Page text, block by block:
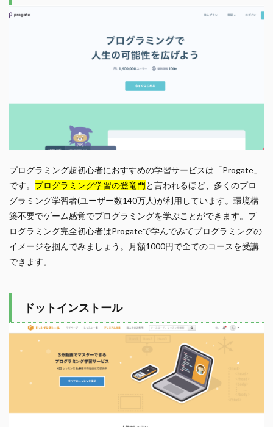
プログラミング超初心者におすすめの学習サービスは「Progate」
です。 プログラミング学習の登竜門と言われるほど、多くのプロ
グラミング学習者(ユーザー数140万人)が利用しています。環境構
築不要でゲーム感覚でプログラミングを学ぶことができます。プ
ログラミング完全初心者はProgateで学んでみてプログラミングの
イメージを掴んでみましょう。月額1000円で全てのコースを受講
できます。
ドットインストール